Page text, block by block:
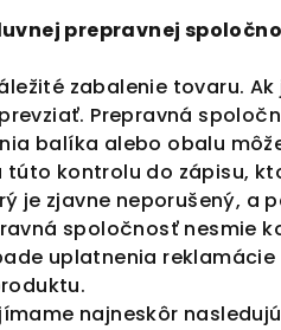
prepravnej
zabalenie tovaru.
Prepravná
balíka alebo obalu
kontrolu do zápisu,
je zjavne neporušený,
spoločnosť nesmie
uplatnenia
najneskôr